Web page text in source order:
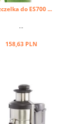
do ES700 ...
...
158,63 PLN